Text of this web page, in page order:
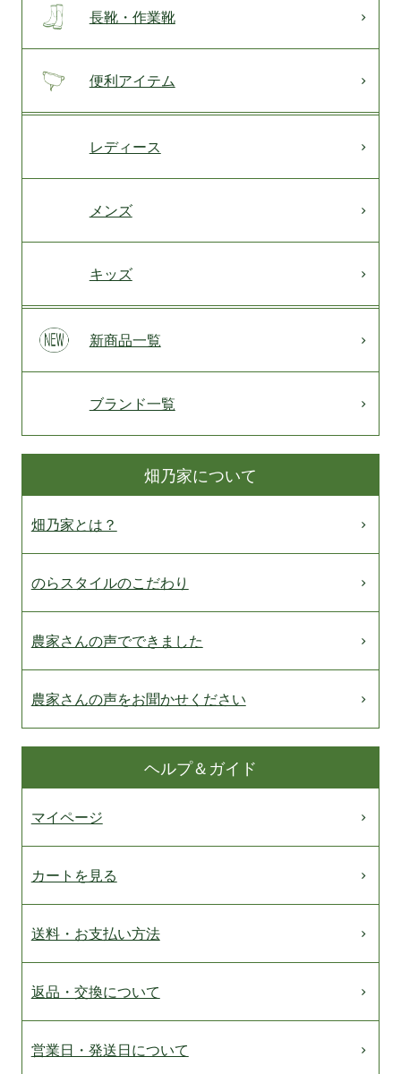
長靴・作業靴
便利アイテム
レディース
メンズ
キッズ
新商品一覧
ブランド一覧
畑乃家について
畑乃家とは？
のらスタイルのこだわり
農家さんの声でできました
農家さんの声をお聞かせください
ヘルプ＆ガイド
マイページ
カートを見る
送料・お支払い方法
返品・交換について
営業日・発送日について